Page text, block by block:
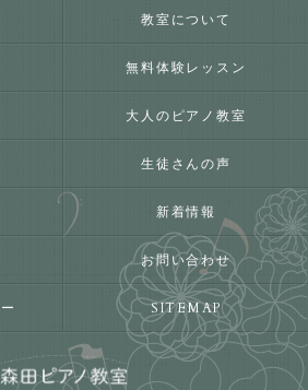
教室について
無料体験レッスン
大人のピアノ教室
生徒さんの声
新着情報
お問い合わせ
SITEMAP